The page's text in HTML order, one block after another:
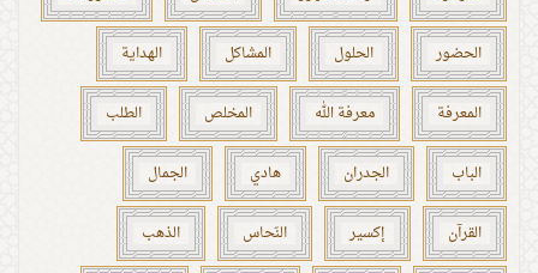
الحضور الحلول المشاكل الهداية
المعرفة معرفة الله المخلص الطلب
الباب الجدران هادي الجمال
القرآن إكسير النّحاس الذهب